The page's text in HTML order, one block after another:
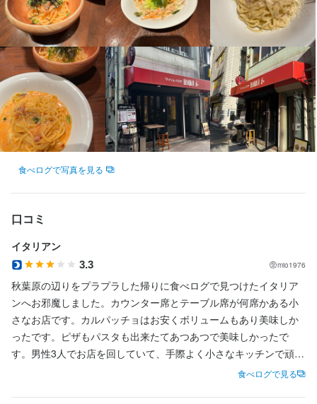
食べログで写真を見る
口コミ
イタリアン
3.3 mio1976
秋葉原の辺りをプラプラした帰りに食べログで見つけたイタリア
ンへお邪魔しました。カウンター席とテーブル席が何席かある小
さなお店です。カルパッチョはお安くボリュームもあり美味しか
ったです。ピザもパスタも出来たてあつあつで美味しかったで
す。男性3人でお店を回していて、手際よく小さなキッチンで頑張
っていました。お帰りの際は入口手前の段差にお気をつけ下さ
食べログで見る
応募資格
必須スキル・経験
飲食店での調理経験
基本的に社員は経験者（料理ジャンルは不問）を応募資格とさせ
ていただきます（新卒の方はアルバイトでも経験があれば可）。
なお、メニューについてはすべてのカテゴリーで料理をする必要
があります。そして当社は独立志望者が多く、少人数で回す小型
ていきます。
将来独立を考えている方も大歓迎です。店舗は今後も出店予定が
あり、良い経験になると思います。これから結果を出せれば、ロ
ーリスクで独立できる制度も始まりますので、ぜひお話ししまし
ょう。いつでもご連絡ください。お気軽にどうぞ！
お店の採用担当者からのメッセージ
応募資格
歓迎スキル・経験
しっかりとしたテーブルサービスができる方、またはやってみた
い方。ただし、当店はただ失礼のないサービスではなく、お客様
の心を溶かすサービス、お客様の記憶に残るサービスを目指して
います。レストランサービスをしっかり行いながらも、例えるな
らそのスタイルは「食堂のおばちゃん」…心がある感じがしませ
んか？「○○さん、今日元気ないじゃない…？たくさん食べて元気
気と笑顔でホールサービスの仕事をしたい方、ぜひ！
個人的な事情などありましたらお気軽に相談してください！なお
勤務開始時期に関してもご相談に乗りますのでご安心ください。